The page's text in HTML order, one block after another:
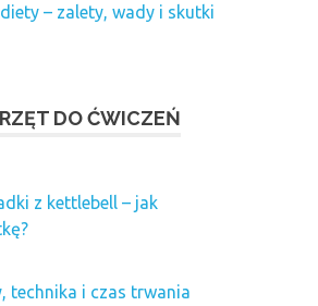
– zalety, wady i skutki
DO ĆWICZEŃ
z kettlebell – jak
technika i czas trwania